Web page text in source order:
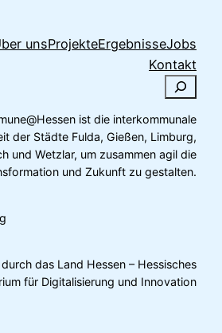
unsProjekteErgebnisseJobs
Kontakt
c
e
ist die interkommunale
der Städte Fulda, Gießen, Limburg,
und Wetzlar, um zusammen agil die
und Zukunft zu gestalten.
das Land Hessen – Hessisches
für Digitalisierung und Innovation